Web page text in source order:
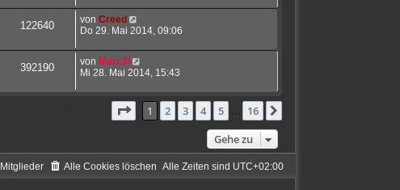
122640 von Creed
Do 29. Mai 2014, 09:06
392190 von Marc3l
Mi 28. Mai 2014, 15:43
Seite von16
1 2 3 4 5 16
Gehe zu
Alle Zeiten sind UTC+02:00
Alle Cookies löschen
Mitglieder